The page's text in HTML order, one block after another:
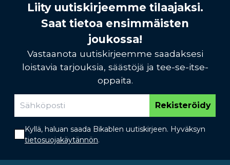
Liity uutiskirjeemme tilaajaksi.
Saat tietoa ensimmäisten
joukossa!
Vastaanota uutiskirjeemme saadaksesi
loistavia tarjouksia, säästöjä ja tee-se-itse-
oppaita.
Rekisteröidy
Kyllä, haluan saada Bikablen uutiskirjeen. Hyväksyn
tietosuojakäytännön.